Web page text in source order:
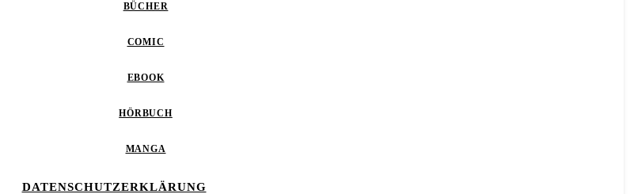
BÜCHER
COMIC
EBOOK
HÖRBUCH
MANGA
DATENSCHUTZERKLÄRUNG